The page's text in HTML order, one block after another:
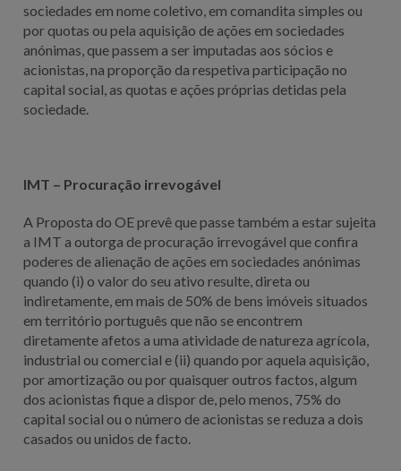
sociedades em nome coletivo, em comandita simples ou
por quotas ou pela aquisição de ações em sociedades
anónimas, que passem a ser imputadas aos sócios e
acionistas, na proporção da respetiva participação no
capital social, as quotas e ações próprias detidas pela
sociedade.
IMT – Procuração irrevogável
A Proposta do OE prevê que passe também a estar sujeita
a IMT a outorga de procuração irrevogável que confira
poderes de alienação de ações em sociedades anónimas
quando (i) o valor do seu ativo resulte, direta ou
indiretamente, em mais de 50% de bens imóveis situados
em território português que não se encontrem
diretamente afetos a uma atividade de natureza agrícola,
industrial ou comercial e (ii) quando por aquela aquisição,
por amortização ou por quaisquer outros factos, algum
dos acionistas fique a dispor de, pelo menos, 75% do
capital social ou o número de acionistas se reduza a dois
casados ou unidos de facto.